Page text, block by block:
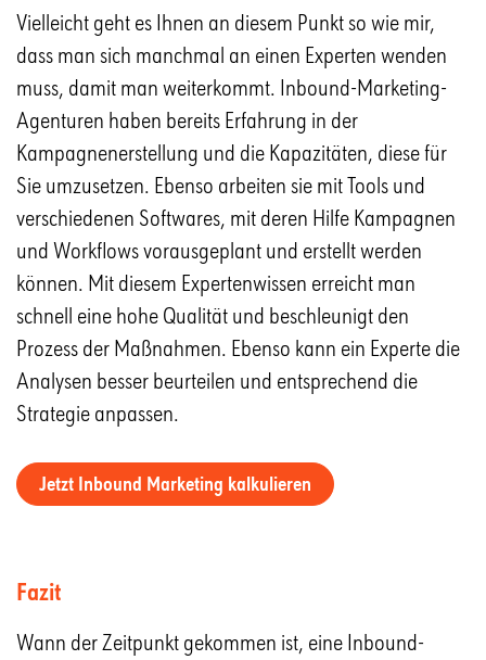
Vielleicht geht es Ihnen an diesem Punkt so wie mir,
dass man sich manchmal an einen Experten wenden
muss, damit man weiterkommt. Inbound-Marketing-
Agenturen haben bereits Erfahrung in der
Kampagnenerstellung und die Kapazitäten, diese für
Sie umzusetzen. Ebenso arbeiten sie mit Tools und
verschiedenen Softwares, mit deren Hilfe Kampagnen
und Workflows vorausgeplant und erstellt werden
können. Mit diesem Expertenwissen erreicht man
schnell eine hohe Qualität und beschleunigt den
Prozess der Maßnahmen. Ebenso kann ein Experte die
Analysen besser beurteilen und entsprechend die
Strategie anpassen.
Jetzt Inbound Marketing kalkulieren
Fazit
Wann der Zeitpunkt gekommen ist, eine Inbound-